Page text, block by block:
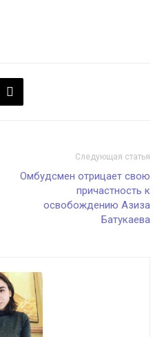
Следующая статья
Омбудсмен отрицает свою
причастность к
освобождению Азиза
Батукаева